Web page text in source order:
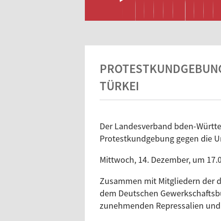
TÜRKEI
Der Landesverband bden-
Protestkundgebung gegen die
Mittwoch, 14. Dezember, um
Zusammen mit Mitgliedern der
dem Deutschen
zunehmenden Repressalien